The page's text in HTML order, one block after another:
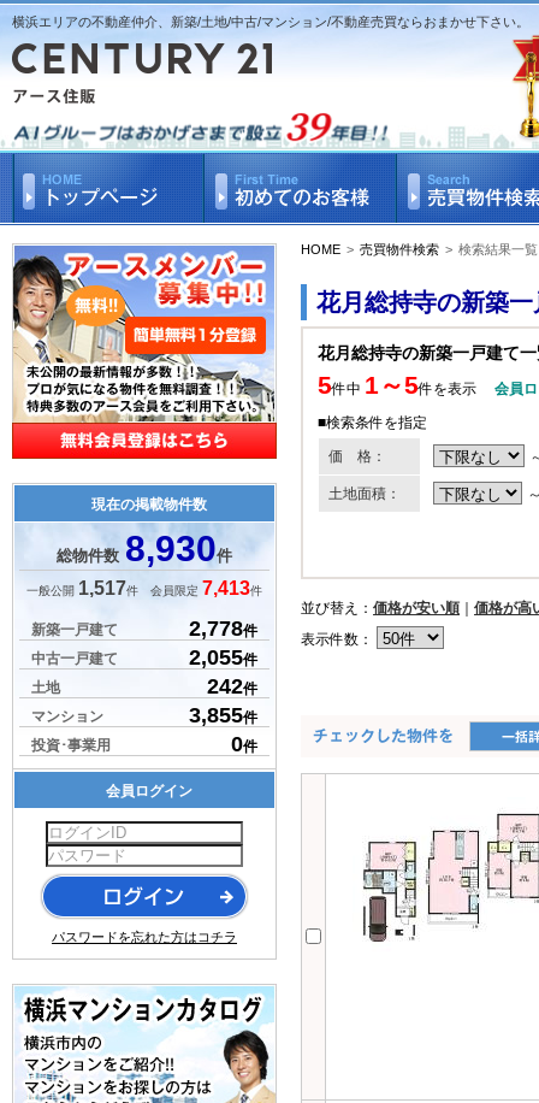
横浜エリアの不動産仲介、新築/土地/中古/マンション/不動産売買ならおまかせ下さい。
HOME > 売買物件検索 > 検索結果一覧
花月総持寺の新築
花月総持寺の新築一戸建て
5件中 1～5件を表示
会員
■検索条件を指定
価 格：
土地面積：
並び替え： 価格が安い順
価格が高
表示件数：
現在の掲載物件数
総物件数 8,930件
一般公開 1,517件 会員限定 7,413件
新築一戸建て 2,778件
中古一戸建て
2,055件
土地
242件
マンション
3,855件
投資･事業用
0件
会員ログイン
パスワードを忘れた方はコチラ